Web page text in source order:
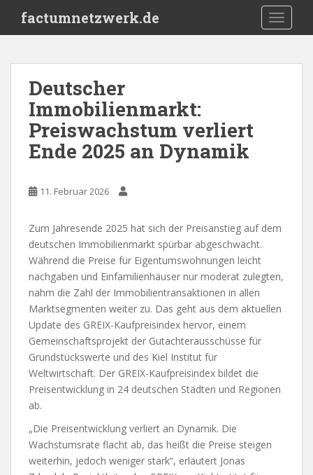
i
factumnetzwerk.de
Deutscher
Immobilienmarkt:
Preiswachstum verliert
Ende 2025 an Dynamik
11. Februar 2026
Zum Jahresende 2025 hat sich der Preisanstieg auf dem
deutschen Immobilienmarkt spürbar abgeschwächt.
Während die Preise für Eigentumswohnungen leicht
nachgaben und Einfamilienhäuser nur moderat zulegten,
nahm die Zahl der Immobilientransaktionen in allen
Marktsegmenten weiter zu. Das geht aus dem aktuellen
Update des GREIX-Kaufpreisindex hervor, einem
Gemeinschaftsprojekt der Gutachterausschüsse für
Grundstückswerte und des Kiel Institut für
Weltwirtschaft. Der GREIX-Kaufpreisindex bildet die
Preisentwicklung in 24 deutschen Städten und Regionen
ab.
„Die Preisentwicklung verliert an Dynamik. Die
Wachstumsrate flacht ab, das heißt die Preise steigen
weiterhin, jedoch weniger stark“, erläutert Jonas